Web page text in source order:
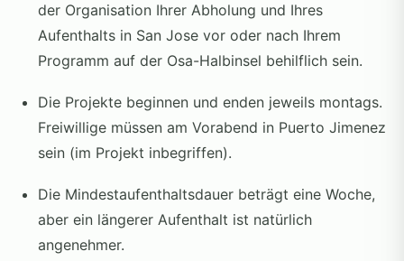
der Organisation Ihrer Abholung und Ihres
Aufenthalts in San Jose vor oder nach Ihrem
Programm auf der Osa-Halbinsel behilflich sein.
Die Projekte beginnen und enden jeweils montags.
Freiwillige müssen am Vorabend in Puerto Jimenez
sein (im Projekt inbegriffen).
Die Mindestaufenthaltsdauer beträgt eine Woche,
aber ein längerer Aufenthalt ist natürlich
angenehmer.